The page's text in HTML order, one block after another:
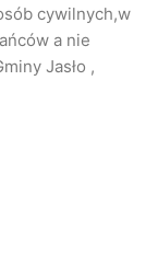
Jasła Krzysztof
Jareniówki
konfliktu,
czy
przyznał, że
cywilnych,w
a nie
Jasło ,